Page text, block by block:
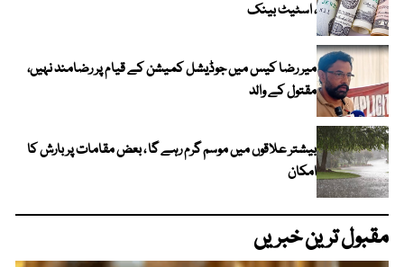
، اسٹیٹ بینک
میر رضا کیس میں جوڈیشل کمیشن کے قیام پر رضامند نہیں،
مقتول کے والد
بیشتر علاقوں میں موسم گرم رہے گا ، بعض مقامات پر بارش کا
امکان
مقبول ترین خبریں